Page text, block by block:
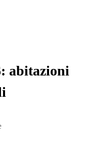
abitazioni